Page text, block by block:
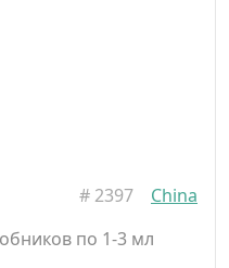
# 2397
China
по 1-3 мл